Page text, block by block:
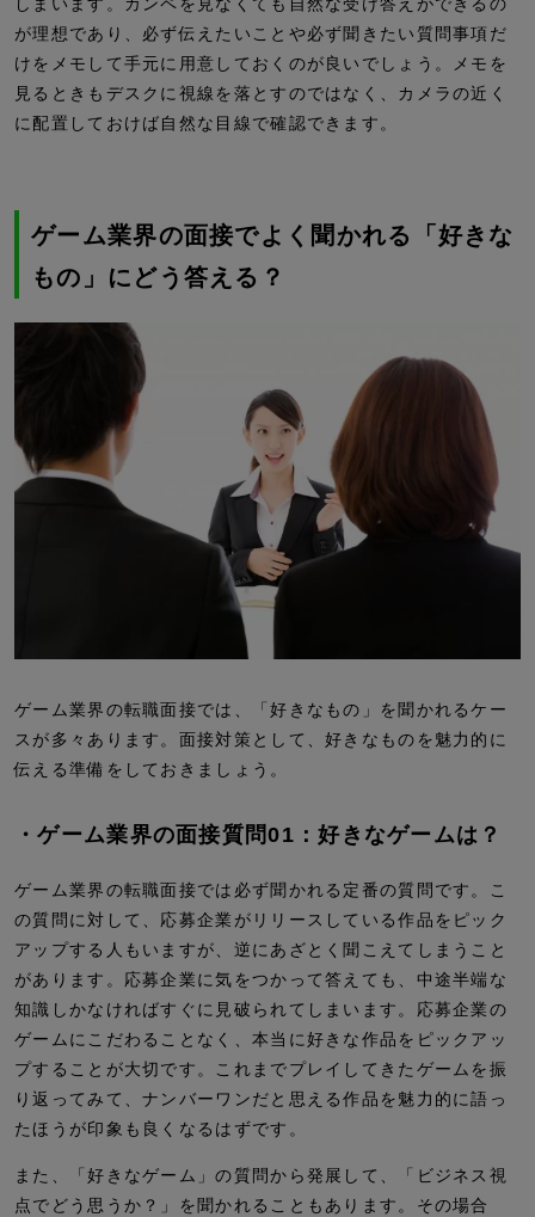
が理想であり、必ず伝えたいことや必ず聞きたい質問事項だ
けをメモして手元に用意しておくのが良いでしょう。メモを
見るときもデスクに視線を落とすのではなく、カメラの近く
に配置しておけば自然な目線で確認できます。
ゲーム業界の面接でよく聞かれる「好きな
もの」にどう答える？
ゲーム業界の転職面接では、「好きなもの」を聞かれるケー
スが多々あります。面接対策として、好きなものを魅力的に
伝える準備をしておきましょう。
・ゲーム業界の面接質問01：好きなゲームは？
ゲーム業界の転職面接では必ず聞かれる定番の質問です。こ
の質問に対して、応募企業がリリースしている作品をピック
アップする人もいますが、逆にあざとく聞こえてしまうこと
があります。応募企業に気をつかって答えても、中途半端な
知識しかなければすぐに見破られてしまいます。応募企業の
ゲームにこだわることなく、本当に好きな作品をピックアッ
プすることが大切です。これまでプレイしてきたゲームを振
り返ってみて、ナンバーワンだと思える作品を魅力的に語っ
たほうが印象も良くなるはずです。
また、「好きなゲーム」の質問から発展して、「ビジネス視
点でどう思うか？」を聞かれることもあります。その場合